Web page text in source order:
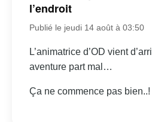
l’endroit
Publié le jeudi 14 août à 03:50
L’animatrice d’OD vient
aventure part mal…
Ça ne commence pas bien..!